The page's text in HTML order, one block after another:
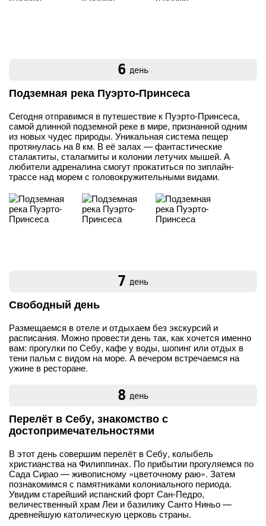
6 день
Подземная река Пуэрто-Принсеса
Сегодня отправимся в путешествие к Пуэрто-Принсеса,
самой длинной подземной реке в мире, признанной одним
из новых чудес природы. Уникальная система пещер
протянулась на 8 км. В её залах — фантастические
сталактиты, сталагмиты и колонии летучих мышей. А
любители адреналина смогут прокатиться по зиплайн-
трассе над морем с головокружительными видами.
7 день
Свободный день
Размещаемся в отеле и отдыхаем без экскурсий и
расписания. Можно провести день так, как хочется именно
вам: прогулки по Себу, кафе у воды, шопинг или отдых в
тени пальм с видом на море. А вечером встречаемся на
ужине в ресторане.
8 день
Перелёт в Себу, знакомство с
достопримечательностями
В этот день совершим перелёт в Себу, колыбель
христианства на Филиппинах. По прибытии прогуляемся по
Сада Сирао — живописному «цветочному раю». Затем
познакомимся с памятниками колониального периода.
Увидим старейший испанский форт Сан-Педро,
величественный храм Леи и базилику Санто Ниньо —
древнейшую католическую церковь страны.